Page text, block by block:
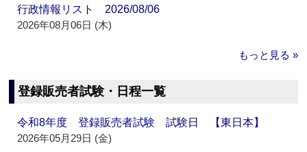
行政情報リスト 2026/08/06
2026年08月06日 (木)
もっと見る »
登録販売者試験・日程一覧
令和8年度 登録販売者試験 試験日 【東日本】
2026年05月29日 (金)